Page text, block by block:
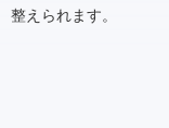
整えられます。